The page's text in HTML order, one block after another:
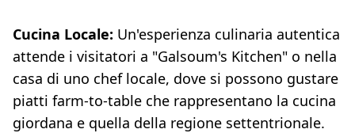
Cucina Locale: Un'esperienza culinaria autentica
attende i visitatori a "Galsoum's Kitchen" o nella
casa di uno chef locale, dove si possono gustare
piatti farm-to-table che rappresentano la cucina
giordana e quella della regione settentrionale.